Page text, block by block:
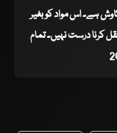
کاوش ہے۔ اس مواد کو بغیر
کرنا درست نہیں۔ تمام